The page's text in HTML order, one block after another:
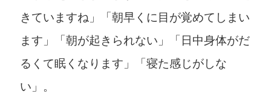
きていますね」「朝早くに目が覚めてしまい
ます」「朝が起きられない」「日中身体がだ
るくて眠くなります」「寝た感じがしな
い」。